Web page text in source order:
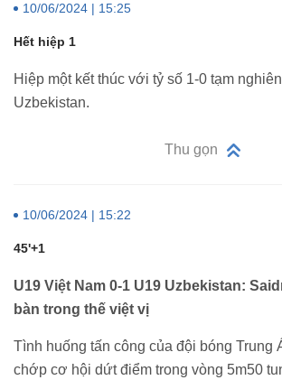
10/06/2024 | 15:25
Hết hiệp 1
Hiệp một kết thúc với tỷ số 1-0 tạm
Uzbekistan.
Thu gọn
10/06/2024 | 15:22
45'+1
U19 Việt Nam 0-1 U19 Uzbekistan:
bàn trong thế việt vị
Tình huống tấn công của đội bóng Trung
chớp cơ hội dứt điểm trong vòng 5m50